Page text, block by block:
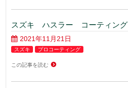
スズキ ハスラー コーティング
2021年11月21日
スズキ プロコーティング
この記事を読む